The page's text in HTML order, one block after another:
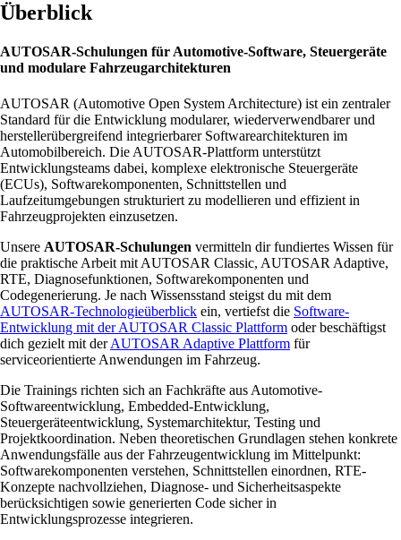
Überblick
AUTOSAR-Schulungen für Automotive-Software, Steuergeräte
und modulare Fahrzeugarchitekturen
AUTOSAR (Automotive Open System Architecture) ist ein zentraler
Standard für die Entwicklung modularer, wiederverwendbarer und
herstellerübergreifend integrierbarer Softwarearchitekturen im
Automobilbereich. Die AUTOSAR-Plattform unterstützt
Entwicklungsteams dabei, komplexe elektronische Steuergeräte
(ECUs), Softwarekomponenten, Schnittstellen und
Laufzeitumgebungen strukturiert zu modellieren und effizient in
Fahrzeugprojekten einzusetzen.
Unsere AUTOSAR-Schulungen vermitteln dir fundiertes Wissen für
die praktische Arbeit mit AUTOSAR Classic, AUTOSAR Adaptive,
RTE, Diagnosefunktionen, Softwarekomponenten und
Codegenerierung. Je nach Wissensstand steigst du mit dem
AUTOSAR-Technologieüberblick ein, vertiefst die Software-
Entwicklung mit der AUTOSAR Classic Plattform oder beschäftigst
dich gezielt mit derAUTOSAR Adaptive Plattform für
serviceorientierte Anwendungen im Fahrzeug.
Die Trainings richten sich an Fachkräfte aus Automotive-
Softwareentwicklung, Embedded-Entwicklung,
Steuergeräteentwicklung, Systemarchitektur, Testing und
Projektkoordination. Neben theoretischen Grundlagen stehen konkrete
Anwendungsfälle aus der Fahrzeugentwicklung im Mittelpunkt:
Softwarekomponenten verstehen, Schnittstellen einordnen, RTE-
Konzepte nachvollziehen, Diagnose- und Sicherheitsaspekte
berücksichtigen sowie generierten Code sicher in
Entwicklungsprozesse integrieren.